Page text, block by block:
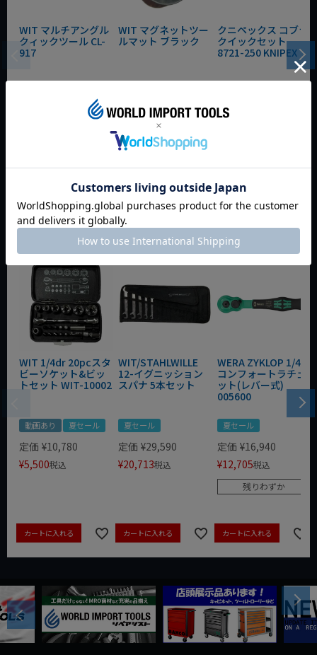
WIT マルチアングル
クィックツール CL-
917
カートに入れる
WIT マグネットツー
ルマット ブラック
定価 ¥ 0
¥3,465 税込
カートに入れる
クニペックス コブラ
クイックセット
8721-250 KNIPEX
定価
カートに入れる
今週のおすすめアイテム
WIT 1/4dr 20pcスタ
ビーソケット&ビッ
トセット WIT-10002
動画あり 夏セール
定価 ¥10,780
¥5,500税込
カートに入れる
WIT/STAHLWILLE
12-イグニッション
スパナ 5本セット
夏セール
定価 ¥29,590
¥20,713税込
カートに入れる
WERA ZYKLOP 1/4"
コンフォートラチェ
ット(レバー式)
005600
夏セール
定価 ¥16,940
¥12,705税込
残りわずか
カートに入れる
Previous
Next